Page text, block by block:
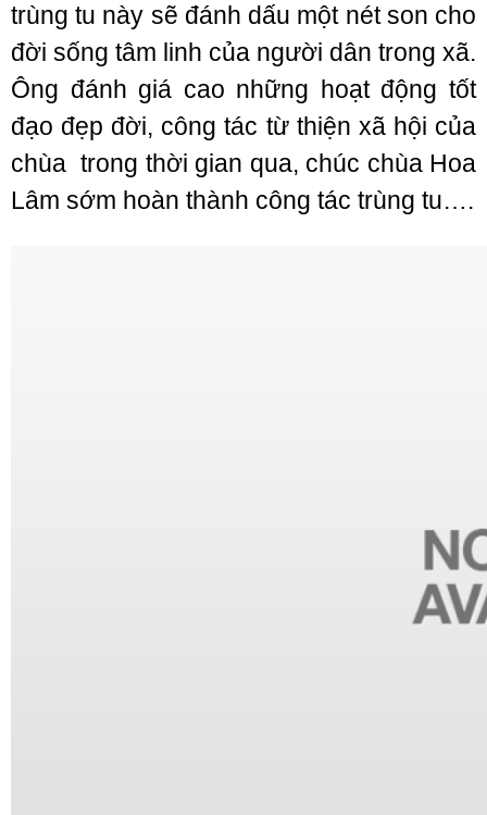
trùng tu này sẽ đánh dấu một nét son cho
đời sống tâm linh của người dân trong xã.
Ông đánh giá cao những hoạt động tốt
đạo đẹp đời, công tác từ thiện xã hội của
chùa trong thời gian qua, chúc chùa Hoa
Lâm sớm hoàn thành công tác trùng tu….